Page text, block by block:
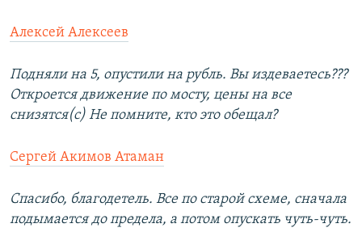
Алексей Алексеев
Подняли на 5, опустили на рубль. Вы издеваетесь???
Откроется движение по мосту, цены на все
снизятся(с) Не помните, кто это обещал?
Сергей Акимов Атаман
Спасибо, благодетель. Все по старой схеме, сначала
подымается до предела, а потом опускать чуть-чуть.